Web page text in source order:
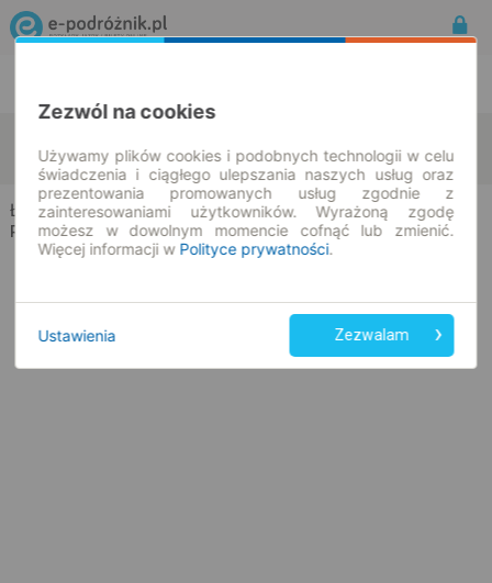
09.08.2026 | -- : --
zmień kryteria
Łuków → Radzyń Podlaski
Rozkład jazdy i bilety
Zezwól na cookies
Używamy plików cookies i podobnych technologii w celu
świadczenia i ciągłego ulepszania naszych usług oraz
prezentowania promowanych usług zgodnie z
zainteresowaniami użytkowników. Wyrażoną zgodę
możesz w dowolnym momencie cofnąć lub zmienić.
Więcej informacji w Polityce prywatności.
Ustawienia Zezwalam